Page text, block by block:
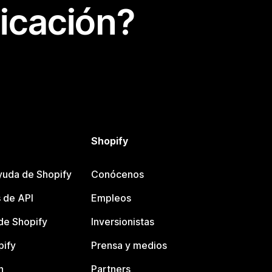
de Shopify
API
Shopify
Shopify
Conócenos
Empleos
Inversionistas
Prensa y medios
Partners